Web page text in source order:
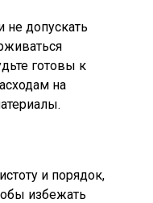
не допускать
готовы к
на
и порядок,
избежать